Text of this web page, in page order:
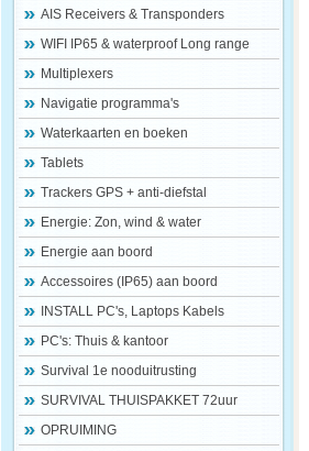
AIS Receivers & Transponders
WIFI IP65 & waterproof Long range
Multiplexers
Navigatie programma's
Waterkaarten en boeken
Tablets
Trackers GPS + anti-diefstal
Energie: Zon, wind & water
Energie aan boord
Accessoires (IP65) aan boord
INSTALL PC's, Laptops Kabels
PC's: Thuis & kantoor
Survival 1e nooduitrusting
SURVIVAL THUISPAKKET 72uur
OPRUIMING